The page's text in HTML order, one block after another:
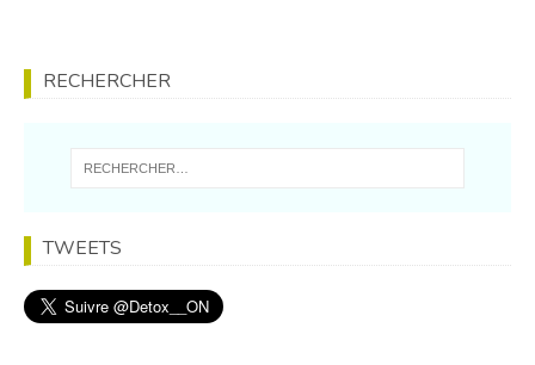
RECHERCHER
TWEETS